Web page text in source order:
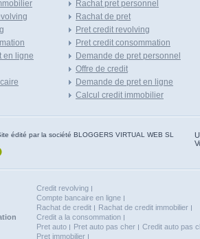
en ligne
Rachat pret personnel
Rachat de pret
Pret credit revolving
Pret credit consommation
Demande de pret personnel
Offre de credit
Demande de pret en ligne
Calcul credit immobilier
édité par la société BLOGGERS VIRTUAL WEB SL
Credit revolving
Compte bancaire en ligne
Rachat de credit
Rachat de credit immobilier
Credit a la consommation
Pret auto Pret auto pas cher
Credit auto pas
Pret immobilier